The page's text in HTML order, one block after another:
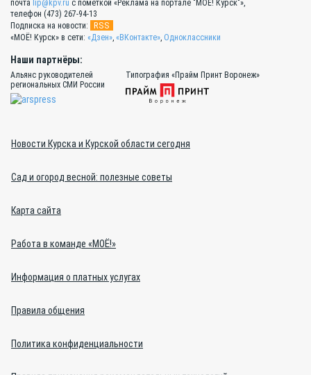
почта lip@kpv.ru с пометкой «Реклама на портале "МОЁ! Курск"»,
телефон (473) 267-94-13
Подписка на новости:
RSS
«МОЁ! Курск» в сети: «Дзен», «ВКонтакте», Одноклассники
Наши партнёры:
Альянс руководителей
региональных СМИ России
Типография «Прайм Принт Воронеж»
Новости Курска и Курской области сегодня
Сад и огород весной: полезные советы
Карта сайта
Работа в команде «МОЁ!»
Информация о платных услугах
Правила общения
Политика конфиденциальности